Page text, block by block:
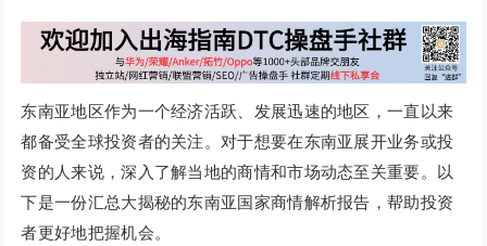
东南亚地区作为一个经济活跃、发展迅速的地区，一直以来
都备受全球投资者的关注。对于想要在东南亚展开业务或投
资的人来说，深入了解当地的商情和市场动态至关重要。以
下是一份汇总大揭秘的东南亚国家商情解析报告，帮助投资
者更好地把握机会。